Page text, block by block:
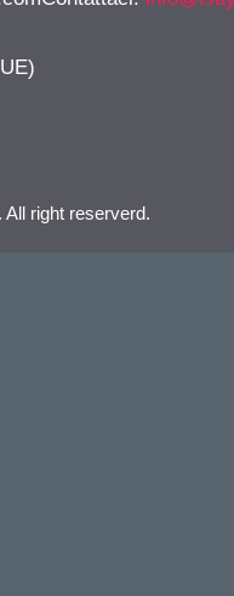
right reserverd.